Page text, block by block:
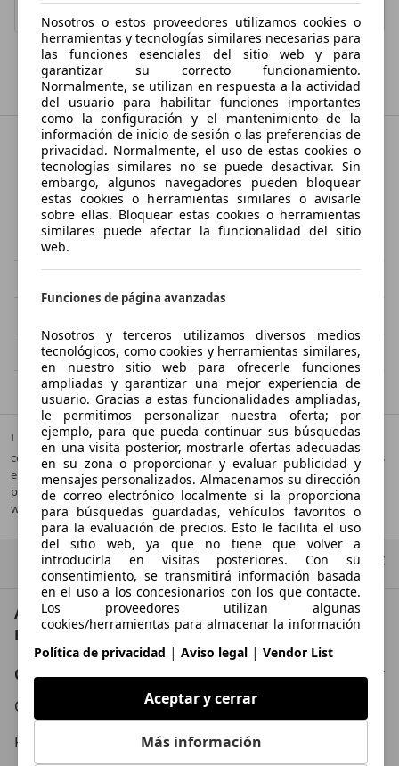
Audi Q5 BMW X6
Mostrar más
Ciudades cercanas a Villafranca de
los Barros
Ribera del Fresno
Hornachos
Santa Marta
1
Puede obtenerse información adicional sobre el consumo de
combustible y las emisiones específicas de CO2 de los turismos nuevos
en la “Guía de consumo de combustible y emisiones de CO2” que
puede obtenerse gratuitamente en todos los puntos de venta y en
www.idae.es.
Ir arriba
AutoScout24: el mayor mercado de automoción de
Europa
Conócenos
Condiciones Generales
Política de Privacidad
Nosotros o estos proveedores utilizamos cookies o
herramientas y tecnologías similares necesarias para
las funciones esenciales del sitio web y para
garantizar su correcto funcionamiento.
Normalmente, se utilizan en respuesta a la actividad
del usuario para habilitar funciones importantes
como la configuración y el mantenimiento de la
información de inicio de sesión o las preferencias de
privacidad. Normalmente, el uso de estas cookies o
tecnologías similares no se puede desactivar. Sin
embargo, algunos navegadores pueden bloquear
estas cookies o herramientas similares o avisarle
sobre ellas. Bloquear estas cookies o herramientas
similares puede afectar la funcionalidad del sitio
web.
Funciones de página avanzadas
Nosotros y terceros utilizamos diversos medios
tecnológicos, como cookies y herramientas similares,
en nuestro sitio web para ofrecerle funciones
ampliadas y garantizar una mejor experiencia de
usuario. Gracias a estas funcionalidades ampliadas,
le permitimos personalizar nuestra oferta; por
ejemplo, para que pueda continuar sus búsquedas
en una visita posterior, mostrarle ofertas adecuadas
en su zona o proporcionar y evaluar publicidad y
mensajes personalizados. Almacenamos su dirección
de correo electrónico localmente si la proporciona
para búsquedas guardadas, vehículos favoritos o
para la evaluación de precios. Esto le facilita el uso
del sitio web, ya que no tiene que volver a
introducirla en visitas posteriores. Con su
consentimiento, se transmitirá información basada
en el uso a los concesionarios con los que contacte.
Los proveedores utilizan algunas
cookies/herramientas para almacenar la información
durante 30 días y reutilizarla automáticamente
estas funciones ampliadas no se pueden utilizar
total o parcialmente.
Política de privacidad | Aviso legal | Vendor List
Aceptar y cerrar
Más información